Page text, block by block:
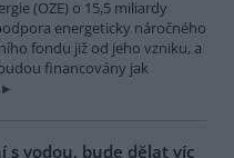
(OZE) o 15,5 miliardy
energeticky náročného
fondu již od jeho vzniku, a
financovány jak
s vodou, bude dělat víc